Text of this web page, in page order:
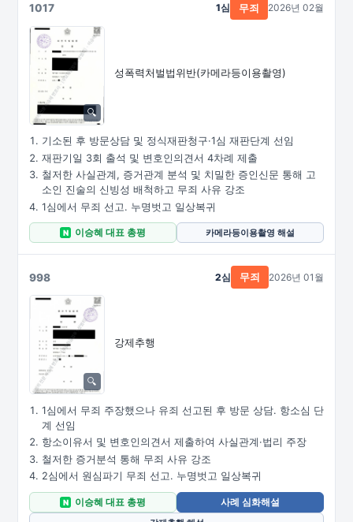
1017
성폭력처벌법위반(카메라등이용촬영)
1심 무죄 2026년 02월
기소된 후 방문상담 및 정식재판청구·1심 재판단계 선임
재판기일 3회 출석 및 변호인의견서 4차례 제출
철저한 사실관계, 증거관계 분석 및 치밀한 증인신문 통해 고
소인 진술의 신빙성 배척하고 무죄 사유 강조
1심에서 무죄 선고. 누명벗고 일상복귀
N 이승혜 대표 총평 카메라등이용촬영 해설
998
강제추행
2심 무죄 2026년 01월
1심에서 무죄 주장했으나 유죄 선고된 후 방문 상담. 항소심 단
계 선임
항소이유서 및 변호인의견서 제출하여 사실관계·법리 주장
철저한 증거분석 통해 무죄 사유 강조
2심에서 원심파기 무죄 선고. 누명벗고 일상복귀
N 이승혜 대표 총평
사례 심화해설